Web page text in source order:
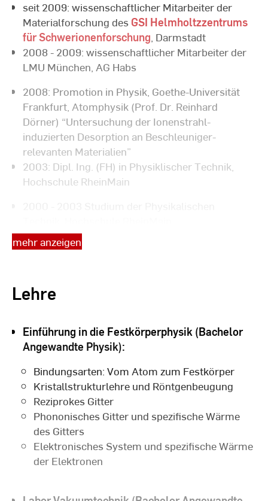
seit 2009: wissenschaftlicher Mitarbeiter der
Materialforschung des GSI Helmholtzzentrums
für Schwerionenforschung, Darmstadt
2008 - 2009: wissenschaftlicher Mitarbeiter der
LMU München, AG Habs
2008: Promotion in Physik, Goethe-Universität
Frankfurt, Atomphysik (Prof. Dr. Reinhard
Dörner) “Untersuchung der Ionenstrahl-
induzierten Desorption an Beschleuniger-
relevanten Materialien”
2003: Dipl. Ing. (FH) in Physiklischer Technik,
Hochschule RheinMain
1995 - 1999 Ausbildung zum Radio- und
mehr anzeigen
Lehre
Einführung in die Festkörperphysik (Bachelor
Angewandte Physik):
Bindungsarten: Vom Atom zum Festkörper
Kristallstrukturlehre und Röntgenbeugung
Reziprokes Gitter
Phononisches Gitter und spezifische Wärme
des Gitters
Elektronisches System und spezifische Wärme
der Elektronen